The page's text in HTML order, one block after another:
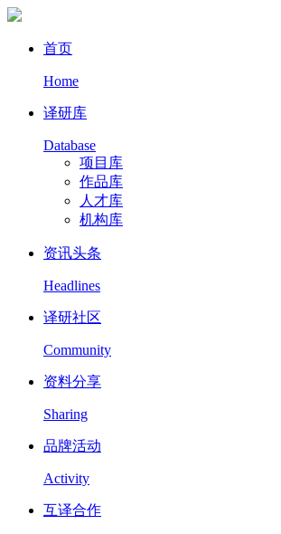
首页
Home
译研库
Database
项目库
作品库
人才库
机构库
资讯头条
Headlines
译研社区
Community
资料分享
Sharing
品牌活动
Activity
互译合作